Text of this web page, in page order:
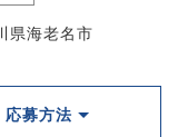
県海老名市
応募方法